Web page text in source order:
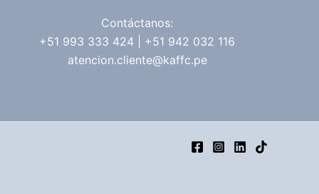
Contáctanos:
+51 993 333 424 | +51 942 032 116
atencion.cliente@kaffc.pe